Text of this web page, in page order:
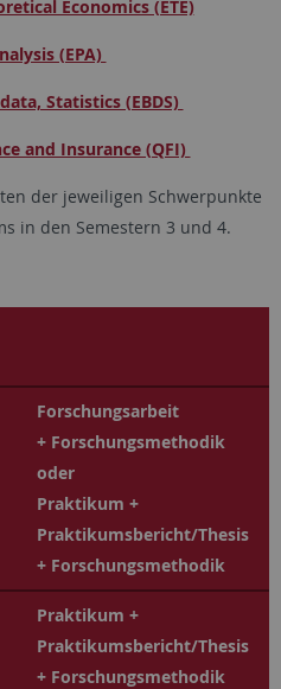
Economics (ETE)
(EPA)
Statistics (EBDS)
and Insurance (QFI)
der jeweiligen Schwerpunkte
in den Semestern 3 und 4.
Forschungsarbeit
+ Forschungsmethodik
oder
Praktikum +
Praktikumsbericht/Thesis
+ Forschungsmethodik
Praktikum +
Praktikumsbericht/Thesis
+ Forschungsmethodik